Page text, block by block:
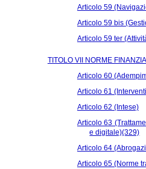
Articolo 59
Articolo 59 bis
Articolo 59 ter
TITOLO VII NORME
Articolo 60
Articolo 61
Articolo 62 (Intese)
Articolo 63
e digitale)(329)
Articolo 64
Articolo 65 (Norme